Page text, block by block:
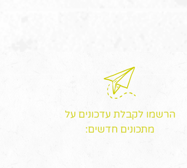
הרשמו לקבלת עדכונים על
מתכונים חדשים: